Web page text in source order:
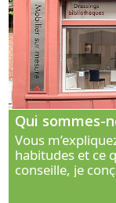
Qui sommes-
Vous
habitudes et ce
conseille, je
interlocuteur